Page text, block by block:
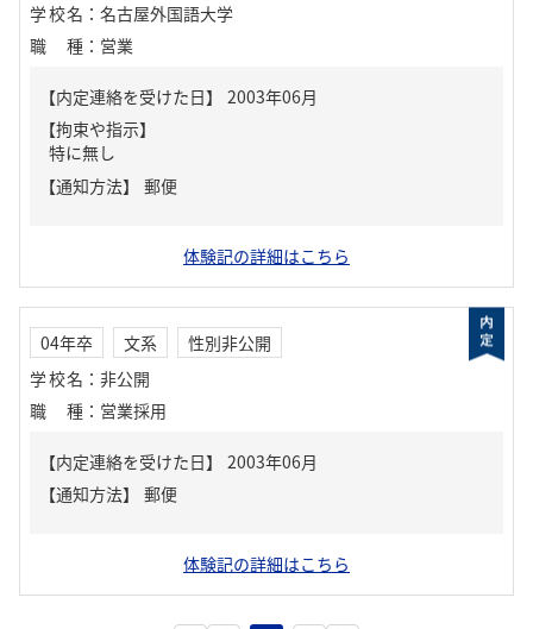
学校名 ： 名古屋外国語大学
職種 ： 営業
【内定連絡を受けた日】
2003年06月
【拘束や指示】
特に無し
【通知方法】
郵便
体験記の詳細はこちら
04年卒 文系
性別非公開
学校名 ： 非公開
職種 ： 営業採用
【内定連絡を受けた日】
2003年06月
【通知方法】
郵便
体験記の詳細はこちら